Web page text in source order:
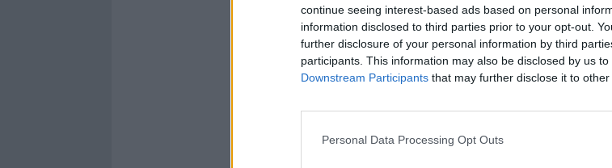
continue seeing interest-based ads based on personal
information disclosed to third parties prior to your opt-out.
further disclosure of your personal information by third
participants. This information may also be disclosed by us
Downstream Participants that may further disclose it to other
Personal Data Processing Opt Outs